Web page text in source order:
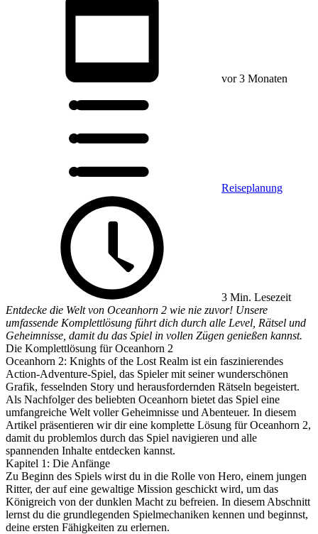
vor 3 Monaten
Reiseplanung
3 Min. Lesezeit
Entdecke die Welt von Oceanhorn 2 wie nie zuvor! Unsere
umfassende Komplettlösung führt dich durch alle Level, Rätsel und
Geheimnisse, damit du das Spiel in vollen Zügen genießen kannst.
Die Komplettlösung für Oceanhorn 2
Oceanhorn 2: Knights of the Lost Realm ist ein faszinierendes
Action-Adventure-Spiel, das Spieler mit seiner wunderschönen
Grafik, fesselnden Story und herausfordernden Rätseln begeistert.
Als Nachfolger des beliebten Oceanhorn bietet das Spiel eine
umfangreiche Welt voller Geheimnisse und Abenteuer. In diesem
Artikel präsentieren wir dir eine komplette Lösung für Oceanhorn 2,
damit du problemlos durch das Spiel navigieren und alle
spannenden Inhalte entdecken kannst.
Kapitel 1: Die Anfänge
Zu Beginn des Spiels wirst du in die Rolle von Hero, einem jungen
Ritter, der auf eine gewaltige Mission geschickt wird, um das
Königreich von der dunklen Macht zu befreien. In diesem Abschnitt
lernst du die grundlegenden Spielmechaniken kennen und beginnst,
deine ersten Fähigkeiten zu erlernen.